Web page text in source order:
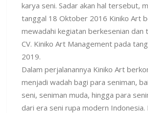
karya seni. Sadar akan hal tersebut,
tanggal 18 Oktober 2016 Kiniko Art
mewadahi kegiatan berkesenian dan
CV. Kiniko Art Management pada
2019.
Dalam perjalanannya Kiniko Art
menjadi wadah bagi para seniman,
seni, seniman muda, hingga para
dari era seni rupa modern Indonesia.